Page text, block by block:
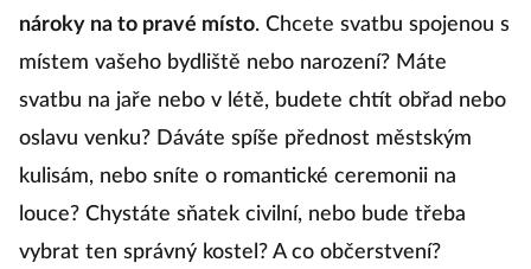
nároky na to pravé místo. Chcete svatbu spojenou s
místem vašeho bydliště nebo narození? Máte
svatbu na jaře nebo v létě, budete chtít obřad nebo
oslavu venku? Dáváte spíše přednost městským
kulisám, nebo sníte o romantické ceremonii na
louce? Chystáte sňatek civilní, nebo bude třeba
vybrat ten správný kostel? A co občerstvení?